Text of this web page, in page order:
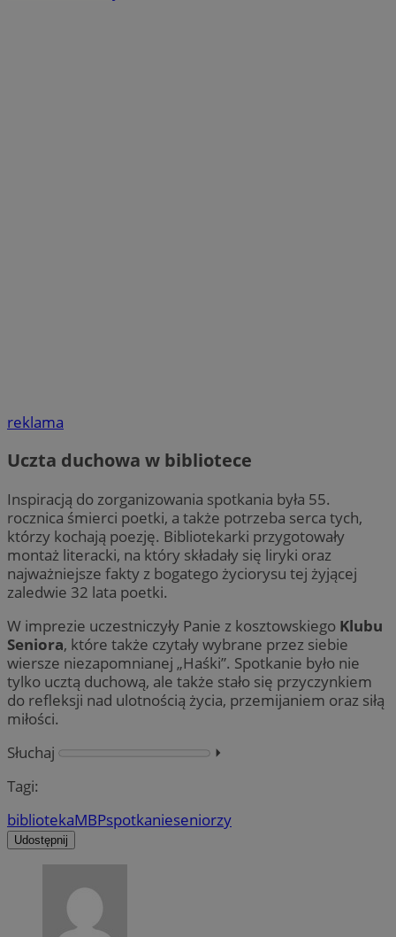
reklama
Uczta duchowa w bibliotece
Inspiracją do zorganizowania spotkania była 55.
rocznica śmierci poetki, a także potrzeba serca tych,
którzy kochają poezję. Bibliotekarki przygotowały
montaż literacki, na który składały się liryki oraz
najważniejsze fakty z bogatego życiorysu tej żyjącej
zaledwie 32 lata poetki.
W imprezie uczestniczyły Panie z kosztowskiego Klubu
Seniora, które także czytały wybrane przez siebie
wiersze niezapomnianej „Haśki”. Spotkanie było nie
tylko ucztą duchową, ale także stało się przyczynkiem
do refleksji nad ulotnością życia, przemijaniem oraz siłą
miłości.
Słuchaj
⏵︎
Tagi:
bibliotekaMBPspotkanieseniorzy
Udostępnij